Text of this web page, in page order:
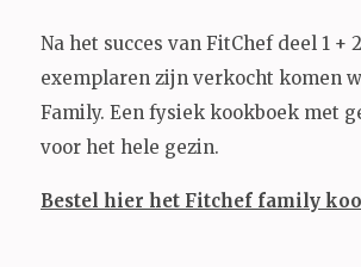
Na het succes van FitChef deel 1 +
exemplaren zijn verkocht komen
Family. Een fysiek kookboek met
voor het hele gezin.
Bestel hier het Fitchef family